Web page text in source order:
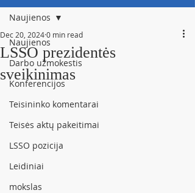
Naujienos
Darbo užmokestis
Konferencijos
Teisininko komentarai
Teisės aktų pakeitimai
LSSO pozicija
Leidiniai
mokslas
Naujienos
LSSO prezidentės
sveikinimas
Dec 20, 20240 min read